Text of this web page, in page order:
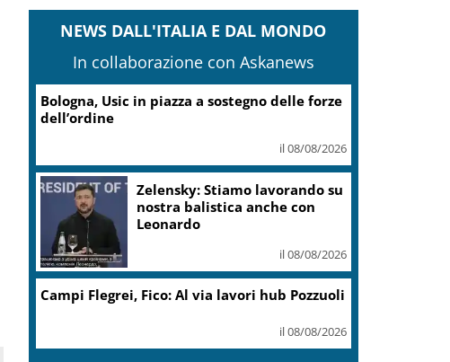
NEWS DALL'ITALIA E DAL MONDO
In collaborazione con Askanews
Bologna, Usic in piazza a sostegno delle forze
dell’ordine
il 08/08/2026
Zelensky: Stiamo lavorando su
nostra balistica anche con
Leonardo
il 08/08/2026
Campi Flegrei, Fico: Al via lavori hub Pozzuoli
il 08/08/2026